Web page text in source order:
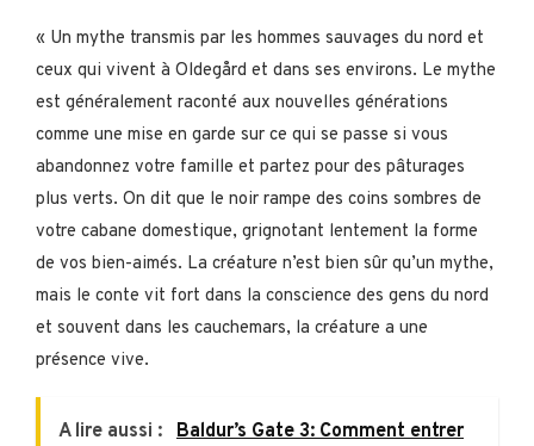
« Un mythe transmis par les hommes sauvages du nord et
ceux qui vivent à Oldegård et dans ses environs. Le mythe
est généralement raconté aux nouvelles générations
comme une mise en garde sur ce qui se passe si vous
abandonnez votre famille et partez pour des pâturages
plus verts. On dit que le noir rampe des coins sombres de
votre cabane domestique, grignotant lentement la forme
de vos bien-aimés. La créature n’est bien sûr qu’un mythe,
mais le conte vit fort dans la conscience des gens du nord
et souvent dans les cauchemars, la créature a une
présence vive.
A lire aussi : Baldur’s Gate 3: Comment entrer